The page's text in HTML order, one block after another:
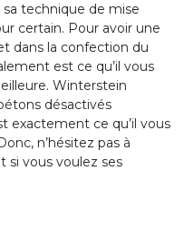
sa technique de mise
certain. Pour avoir une
dans la confection du
est ce qu’il vous
Winterstein
désactivés
exactement ce qu’il vous
n’hésitez pas à
si vous voulez ses